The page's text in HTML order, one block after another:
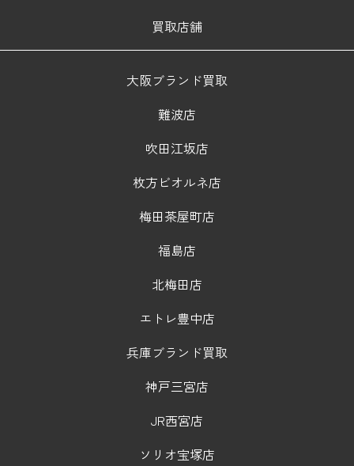
買取店舗
大阪ブランド買取
難波店
吹田江坂店
枚方ビオルネ店
梅田茶屋町店
福島店
北梅田店
エトレ豊中店
兵庫ブランド買取
神戸三宮店
JR西宮店
ソリオ宝塚店